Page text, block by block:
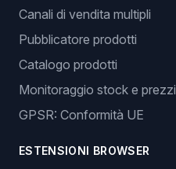
Canali di vendita multipli
Pubblicatore prodotti
Catalogo prodotti
Monitoraggio stock e prezzi
GPSR: Conformità UE
ESTENSIONI BROWSER